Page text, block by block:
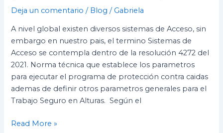
Deja un comentario / Blog / Gabriela
A nivel global existen diversos sistemas de Acceso, sin
embargo en nuestro pais, el termino Sistemas de
Acceso se contempla dentro de la resolución 4272 del
2021. Norma técnica que establece los parametros
para ejecutar el programa de protección contra caidas
ademas de definir otros parametros generales para el
Trabajo Seguro en Alturas. Según el
Read More »